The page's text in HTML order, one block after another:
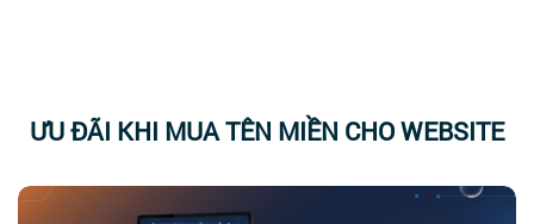
.INFO .EDU.VN
ƯU ĐÃI KHI MUA TÊN MIỀN CHO WEBSITE